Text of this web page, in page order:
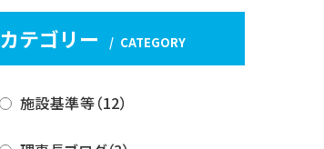
カテゴリー CATEGORY
施設基準等（12）